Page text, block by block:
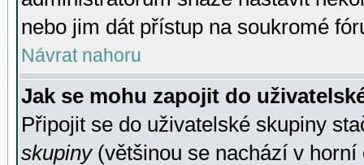
nebo jim dát přístup na soukromé
Návrat nahoru
Jak se mohu zapojit do
Připojit se do uživatelské skupiny
skupiny(většinou se nachází v horní